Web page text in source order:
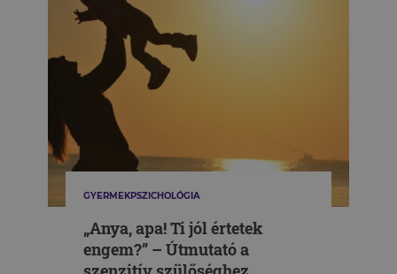
GYERMEKPSZICHOLÓGIA
„Anya, apa! Ti jól értetek
engem?” – Útmutató a